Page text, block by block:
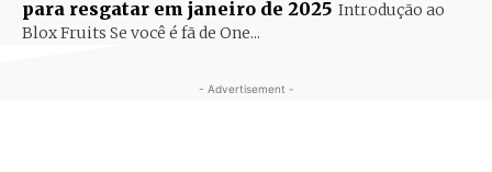
para resgatar em janeiro de 2025 Introdução ao
Blox Fruits Se você é fã de One...
- Advertisement -